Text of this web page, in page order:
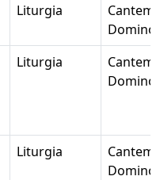
Liturgia
Domino
Liturgia
Domino
Liturgia
Domino